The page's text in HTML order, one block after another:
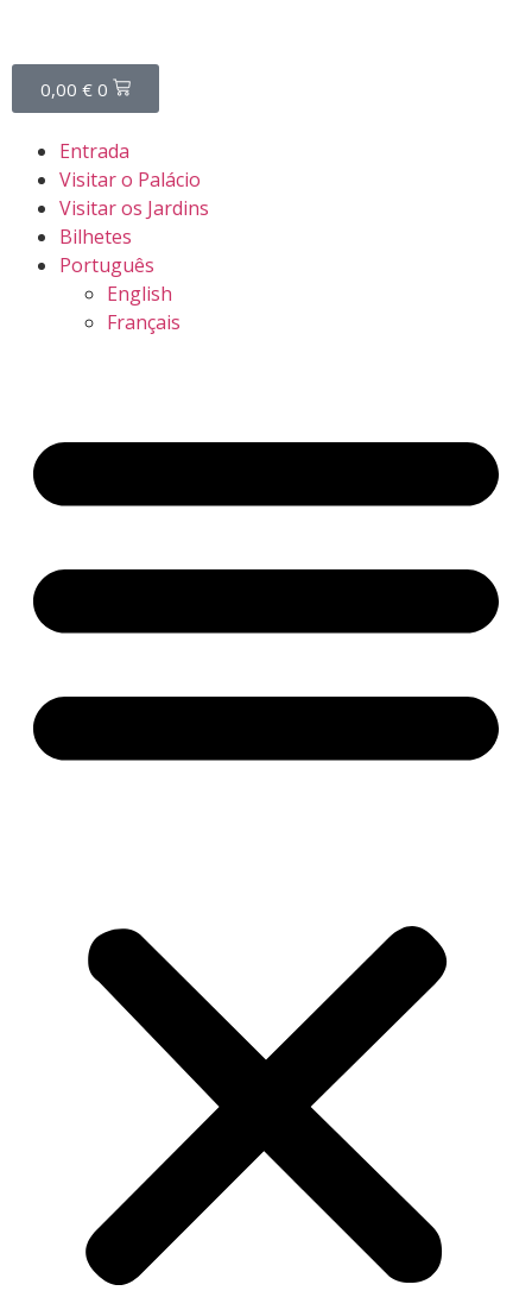
0,00 € 0
Entrada
Visitar o Palácio
Visitar os Jardins
Bilhetes
Português
English
Français